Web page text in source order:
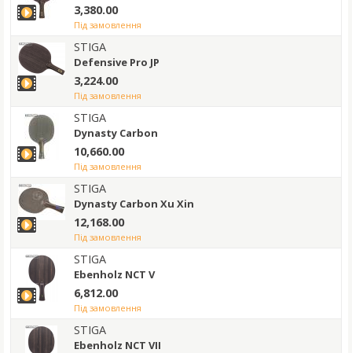
3,380.00
під замовлення
STIGA
Defensive Pro JP
3,224.00
під замовлення
STIGA
Dynasty Carbon
10,660.00
під замовлення
STIGA
Dynasty Carbon Xu Xin
12,168.00
під замовлення
STIGA
Ebenholz NCT V
6,812.00
під замовлення
STIGA
Ebenholz NCT VII